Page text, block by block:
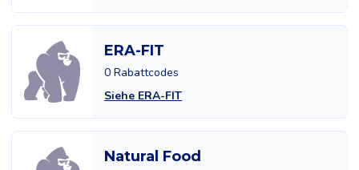
ERA-FIT
0 Rabattcodes
Siehe ERA-FIT
Natural Food